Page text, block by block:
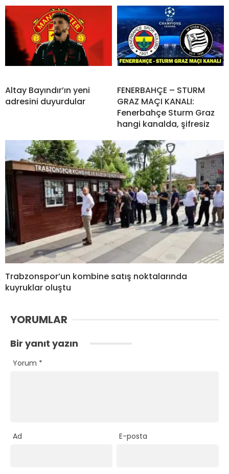
Altay Bayındır’ın yeni
adresini duyurdular
FENERBAHÇE – STURM
GRAZ MAÇI KANALI:
Fenerbahçe Sturm Graz
hangi kanalda, şifresiz
Trabzonspor’un kombine satış noktalarında
kuyruklar oluştu
YORUMLAR
Bir yanıt yazın
Yorum *
Ad E-posta